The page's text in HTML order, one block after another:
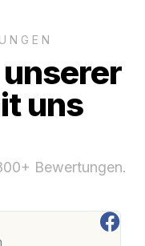
uns
Bewertungen.